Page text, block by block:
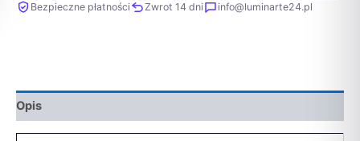
Bezpieczne płatności Zwrot 14 dni info@luminarte24.pl
Opis